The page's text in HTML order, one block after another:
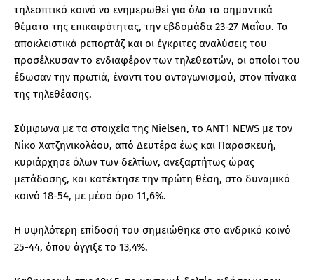
τηλεοπτικό κοινό να ενημερωθεί για όλα τα σημαντικά
θέματα της επικαιρότητας, την εβδομάδα 23-27 Μαΐου. Τα
αποκλειστικά ρεπορτάζ και οι έγκριτες αναλύσεις του
προσέλκυσαν το ενδιαφέρον των τηλεθεατών, οι οποίοι του
έδωσαν την πρωτιά, έναντι του ανταγωνισμού, στον πίνακα
της τηλεθέασης.
Σύμφωνα με τα στοιχεία της Nielsen, το ΑΝΤ1 NEWS με τον
Νίκο Χατζηνικολάου, από Δευτέρα έως και Παρασκευή,
κυριάρχησε όλων των δελτίων, ανεξαρτήτως ώρας
μετάδοσης, και κατέκτησε την πρώτη θέση, στο δυναμικό
κοινό 18-54, με μέσο όρο 11,6%.
Η υψηλότερη επίδοσή του σημειώθηκε στο ανδρικό κοινό
25-44, όπου άγγιξε το 13,4%.